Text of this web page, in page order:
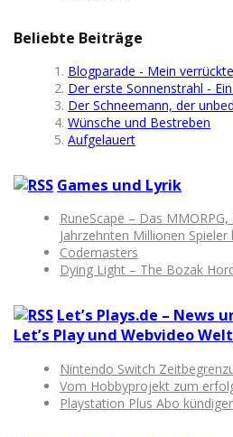
Beliebte Beiträge
Blogparade - Mein
Der erste Sonnenstrahl -
Der Schneemann, der
Wünsche und Bestreben
Aufgelauert
Games und Lyrik
RuneScape – Das
Jahrzehnten Millionen
Codemasters
Dying Light – The Bozak
Let’s Plays.de – News
Let’s Play und Webvideo Welt
Nintendo Switch
Vom Hobbyprojekt zum
Playstation Plus Abo